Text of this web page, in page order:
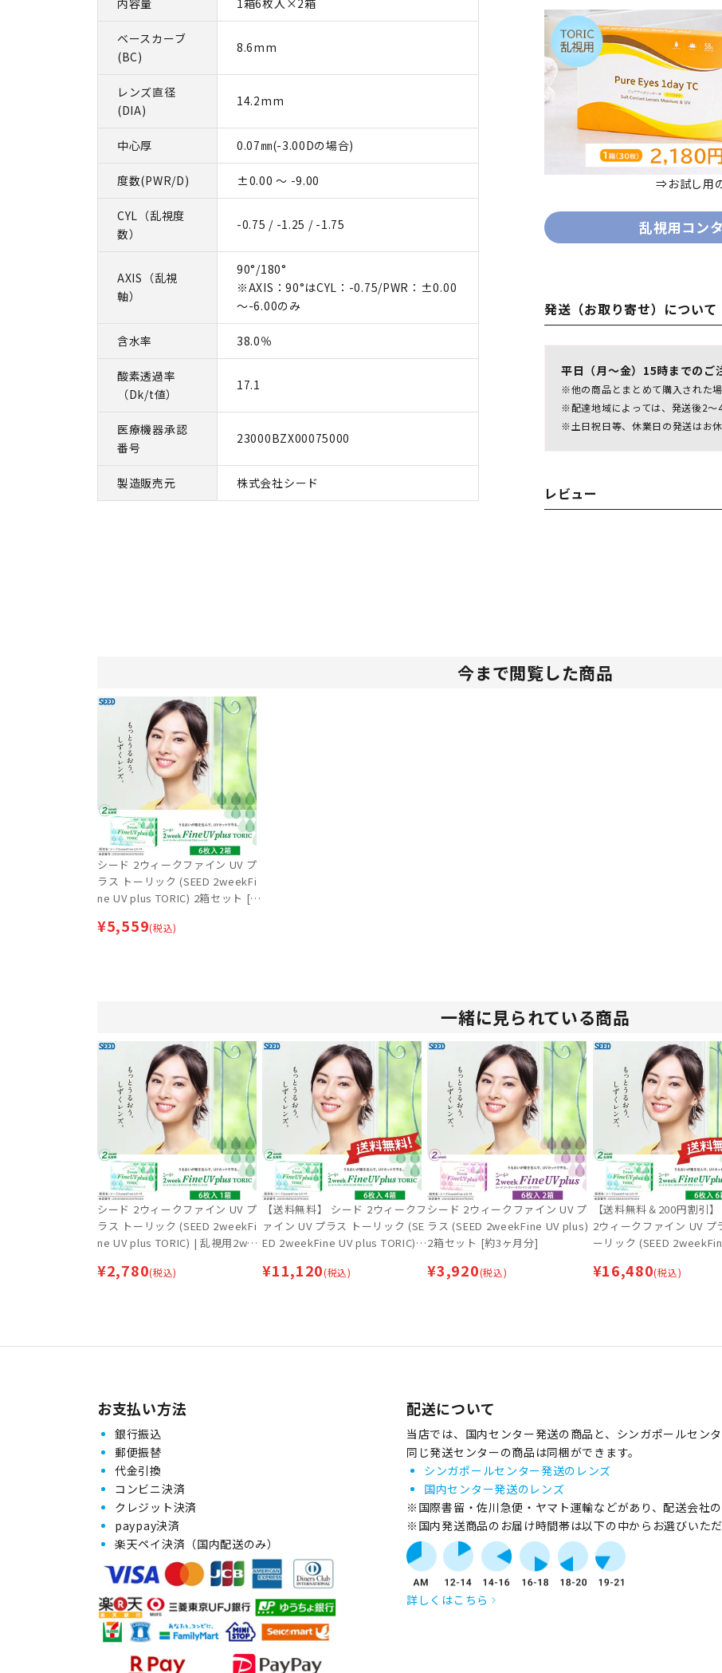
⇒お試し用
乱視用コン
発送（お取り寄せ）について
平日（月～金）15時までのご
※他の商品とまとめて購入された
※配達地域によっては、発送後2～
※土日祝日等、休業日の発送はお休
レビュー
ベースカーブ
(BC)
8.6mm
レンズ直径
(DIA)
14.2mm
中心厚 0.07㎜(-3.00Dの場合)
度数(PWR/D) ±0.00 ～ -9.00
CYL（乱視度
数）
-0.75 / -1.25 / -1.75
AXIS（乱視
軸）
90°/180°
※AXIS：90°はCYL：-0.75/PWR：±0.00
～-6.00のみ
含水率 38.0％
酸素透過率
（Dk/t値）
17.1
医療機器承認
番号
23000BZX00075000
製造販売元 株式会社シード
今まで閲覧した商品
シード 2ウィークファイン UV プ
ラス トーリック (SEED 2weekFi
ne UV plus TORIC) 2箱セット [約
トレンズ
¥5,559(税込)
一緒に見られている商品
シード 2ウィークファイン UV プ
ラス トーリック (SEED 2weekFi
ne UV plus TORIC) | 乱視用2wee
¥2,780(税込)
【送料無料】 シード 2ウィークフ
ァイン UV プラス トーリック (SE
ED 2weekFine UV plus TORIC) 4
専用】 | 乱視用2weekコンタクト
¥11,120(税込)
シード 2ウィークファイン UV プ
ラス (SEED 2weekFine UV plus)
2箱セット [約3ヶ月分]
¥3,920(税込)
【送料無料＆200円割引
2ウィークファイン UV プ
ーリック (SEED
分] | 乱視用2weekコンタ
¥16,480(税込)
お支払い方法
銀行振込
郵便振替
代金引換
コンビニ決済
クレジット決済
paypay決済
楽天ペイ決済（国内配送のみ）
配送について
当店では、国内センター発送の商品と、シンガポールセン
同じ発送センターの商品は同梱ができます。
シンガポールセンター発送のレンズ
国内センター発送のレンズ
※国際書留・佐川急便・ヤマト運輸などがあり、配送会社
※国内発送商品のお届け時間帯は以下の中からお選びいただ
詳しくはこちら